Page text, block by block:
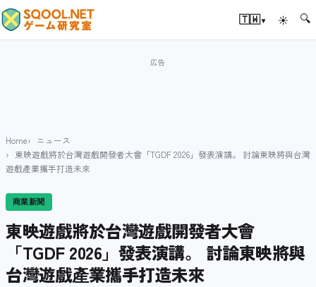
🇹🇼▾ ☀ 🔍
Home
ニュース
東映遊戲將於台灣遊戲開發者大會「TGDF 2026」發表演講。 討論東映將與台灣
遊戲產業攜手打造未來
商業新聞
東映遊戲將於台灣遊戲開發者大會
「TGDF 2026」發表演講。 討論東映將與
台灣遊戲產業攜手打造未來